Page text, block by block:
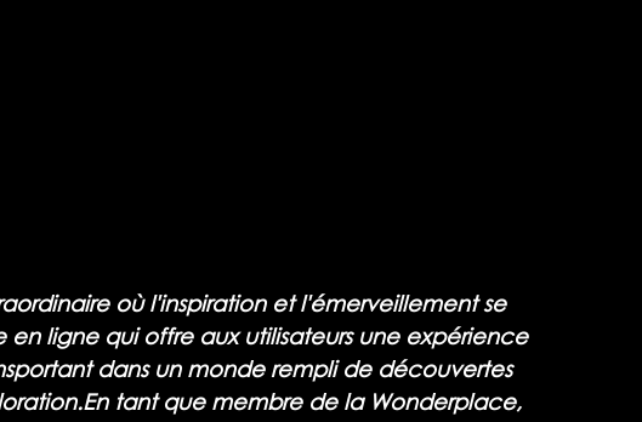
où l'inspiration et l'émerveillement se
ligne qui offre aux utilisateurs une expérience
dans un monde rempli de découvertes
tant que membre de la Wonderplace,